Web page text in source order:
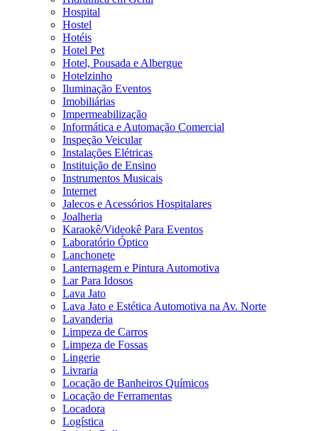
Hospital
Hostel
Hotéis
Hotel Pet
Hotel, Pousada e Albergue
Hotelzinho
Iluminação Eventos
Imobiliárias
Impermeabilização
Informática e Automação Comercial
Inspeção Veicular
Instalações Elétricas
Instituição de Ensino
Instrumentos Musicais
Internet
Jalecos e Acessórios Hospitalares
Joalheria
Karaokê/Videokê Para Eventos
Laboratório Óptico
Lanchonete
Lanternagem e Pintura Automotiva
Lar Para Idosos
Lava Jato
Lava Jato e Estética Automotiva na Av. Norte
Lavanderia
Limpeza de Carros
Limpeza de Fossas
Lingerie
Livraria
Locação de Banheiros Químicos
Locação de Ferramentas
Locadora
Logística